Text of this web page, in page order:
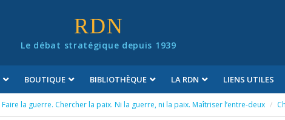
RDN
Le débat stratégique depuis 1939
BOUTIQUE BIBLIOTHÈQUE LA RDN LIENS UTILES
Faire la guerre. Chercher la paix. Ni la guerre, ni la paix. Maîtriser l’entre-deux